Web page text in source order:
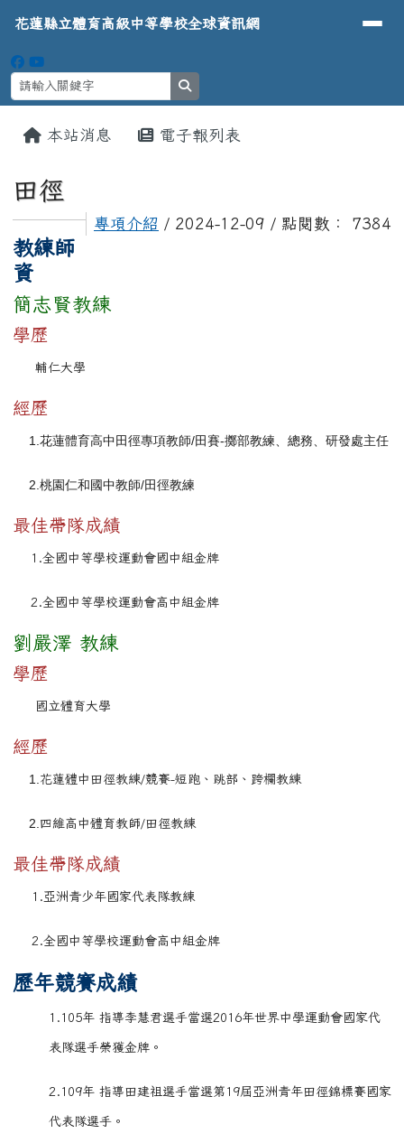
花蓮縣立體育高級中等學校全球資
導覽列
花蓮縣立體育高級中等學校全球資訊網
本站消息 電子報列表
田徑
專項介紹 / 2024-12-09 / 點閱數： 7384
教練師
資
簡志賢教練
學歷
輔仁大學
經歷
1. 花蓮體育高中田徑專項教師/田賽-擲部教練、總務、研發處主任
2. 桃園仁和國中教師/田徑教練
最佳帶隊成績
1.全國中等學校運動會國中組金牌
2.全國中等學校運動會高中組金牌
劉嚴澤 教練
學歷
國立體育大學
經歷
1. 花蓮體中田徑教練/競賽-短跑、跳部、跨欄教練
2. 四維高中體育教師/田徑教練
最佳帶隊成績
1.亞洲青少年國家代表隊教練
2.全國中等學校運動會高中組金牌
歷年競賽成績
1.105年 指導李慧君選手當選2016年世界中學運動會國家代
表隊選手榮獲金牌。
2.109年 指導田建祖選手當選第19屆亞洲青年田徑錦標賽國家
代表隊選手。